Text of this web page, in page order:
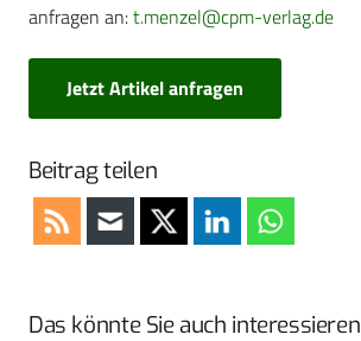
anfragen an:t.menzel@cpm-verlag.de
Jetzt Artikel anfragen
Beitrag teilen
Das könnte Sie auch interessieren